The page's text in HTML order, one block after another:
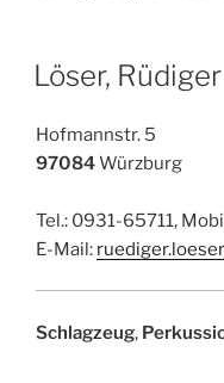
Löser, Rüdiger
Hofmannstr. 5
97084Würzburg
Tel.: 0931-65711,
E-Mail:
Schlagzeug,